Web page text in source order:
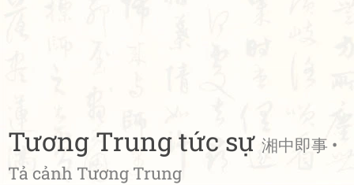
Tương Trung tức sự 湘中即事 •
Tả cảnh Tương Trung